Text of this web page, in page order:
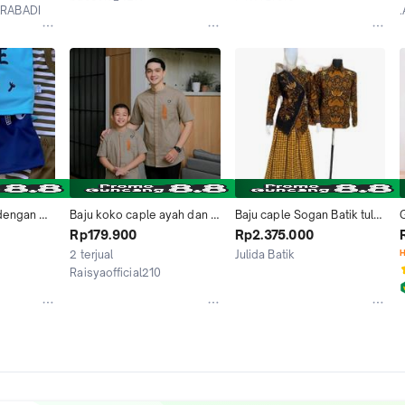
Terbaru
Syari Baju Polos
Mewah | Caple Lebaran
Baju koko caple ayah dan
anak lengan pendek
Rp179.900
2 terjual
Raisyaofficial210
Baju caple Sogan Batik tulis
by Julida Batik Setelan
Rp2.375.000
Julida Batik